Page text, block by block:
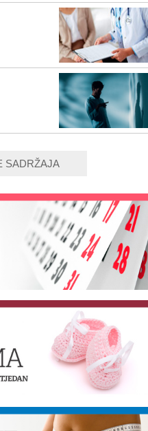
SADRŽAJA